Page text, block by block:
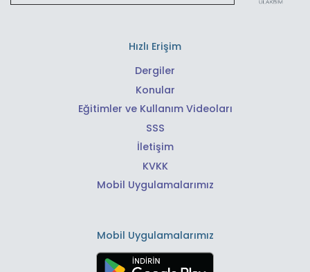
Hızlı Erişim
Dergiler
Konular
Eğitimler ve Kullanım Videoları
SSS
İletişim
KVKK
Mobil Uygulamalarımız
Mobil Uygulamalarımız